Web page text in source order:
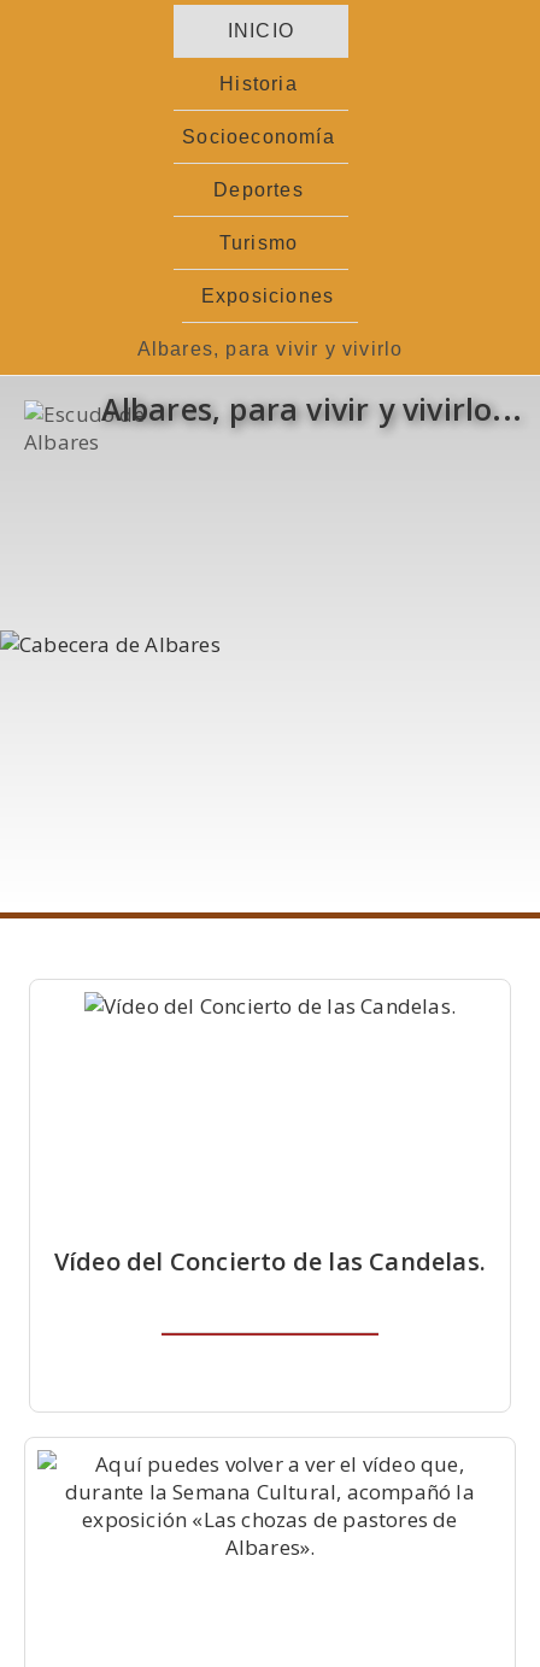
INICIO
Historia
Socioeconomía
Deportes
Turismo
Exposiciones
Albares, para vivir y vivirlo
Albares, para vivir y vivirlo...
Vídeo del Concierto de las Candelas.